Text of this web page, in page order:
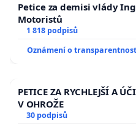
Petice za demisi vlády
Motoristů
1 818 podpisů
Oznámení o
PETICE ZA RYCHLEJŠÍ A
V OHROŽE
30 podpisů